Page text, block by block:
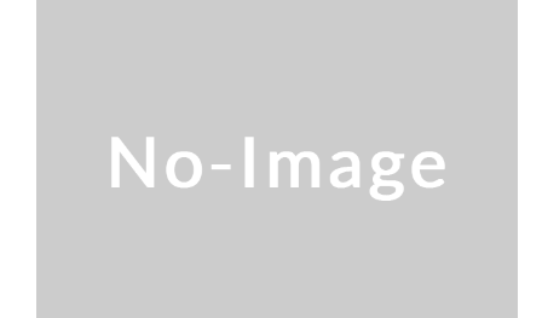
お問い合わせ